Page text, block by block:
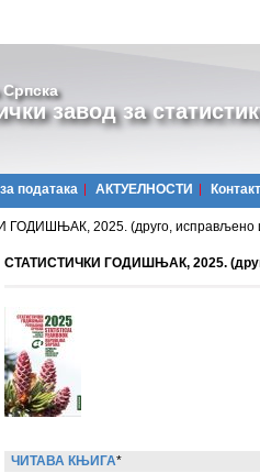
Српска
завод за
података АКТУЕЛНОСТИ Контакт
2025. (друго, исправљено
СТАТИСТИЧКИ ГОДИШЊАК, 2025.
ЧИТАВА КЊИГА*